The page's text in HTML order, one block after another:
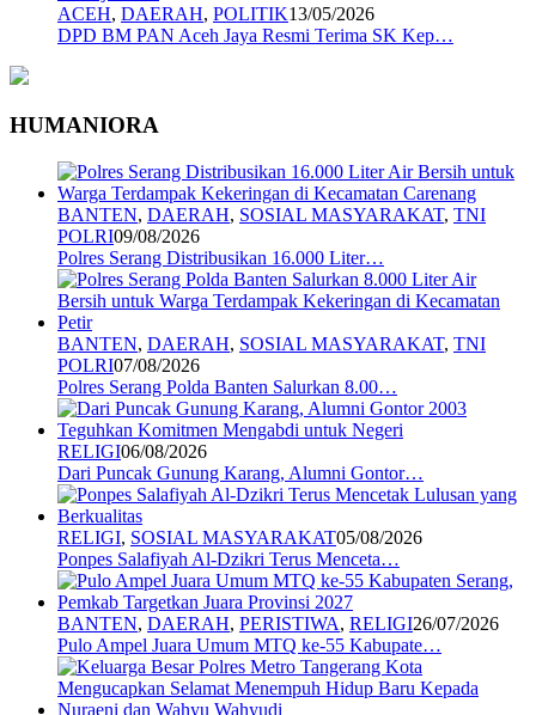
ACEH, DAERAH, POLITIK13/05/2026
DPD BM PAN Aceh Jaya Resmi Terima SK Kep…
HUMANIORA
BANTEN, DAERAH, SOSIAL MASYARAKAT, TNI
POLRI09/08/2026
Polres Serang Distribusikan 16.000 Liter…
BANTEN, DAERAH, SOSIAL MASYARAKAT, TNI
POLRI07/08/2026
Polres Serang Polda Banten Salurkan 8.00…
RELIGI06/08/2026
Dari Puncak Gunung Karang, Alumni Gontor…
RELIGI, SOSIAL MASYARAKAT05/08/2026
Ponpes Salafiyah Al-Dzikri Terus Menceta…
BANTEN, DAERAH, PERISTIWA, RELIGI26/07/2026
Pulo Ampel Juara Umum MTQ ke-55 Kabupate…